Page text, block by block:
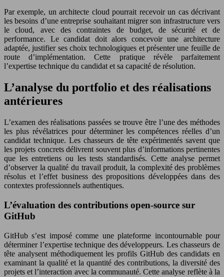
Par exemple, un architecte cloud pourrait recevoir un cas décrivant
les besoins d’une entreprise souhaitant migrer son infrastructure vers
le cloud, avec des contraintes de budget, de sécurité et de
performance. Le candidat doit alors concevoir une architecture
adaptée, justifier ses choix technologiques et présenter une feuille de
route d’implémentation. Cette pratique révèle parfaitement
l’expertise technique du candidat et sa capacité de résolution.
L’analyse du portfolio et des réalisations
antérieures
L’examen des réalisations passées se trouve être l’une des méthodes
les plus révélatrices pour déterminer les compétences réelles d’un
candidat technique. Les chasseurs de tête expérimentés savent que
les projets concrets délivrent souvent plus d’informations pertinentes
que les entretiens ou les tests standardisés. Cette analyse permet
d’observer la qualité du travail produit, la complexité des problèmes
résolus et l’effet business des propositions développées dans des
contextes professionnels authentiques.
L’évaluation des contributions open-source sur
GitHub
GitHub s’est imposé comme une plateforme incontournable pour
déterminer l’expertise technique des développeurs. Les chasseurs de
tête analysent méthodiquement les profils GitHub des candidats en
examinant la qualité et la quantité des contributions, la diversité des
projets et l’interaction avec la communauté. Cette analyse reflète à la